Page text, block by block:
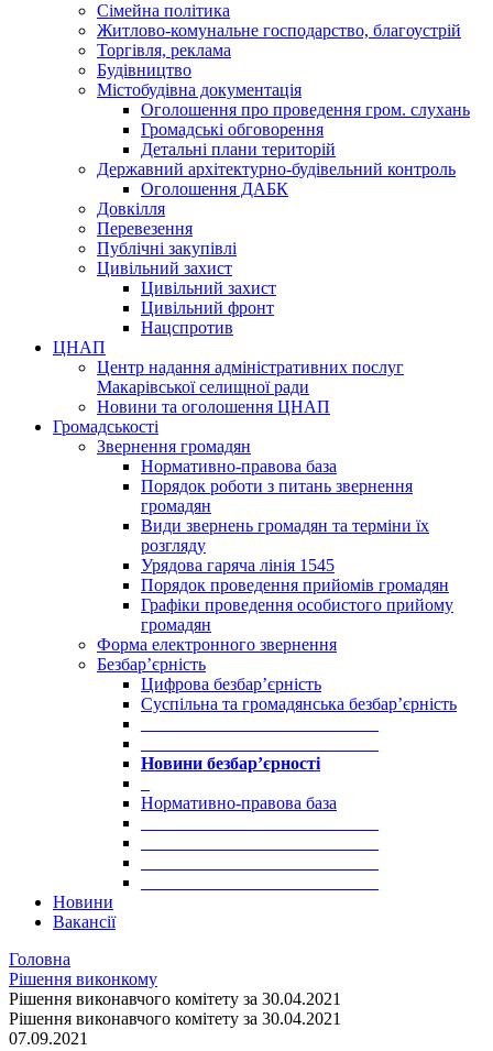
Сімейна політика
Житлово-комунальне господарство, благоустрій
Торгівля, реклама
Будівництво
Містобудівна документація
Оголошення про проведення гром. слухань
Громадські обговорення
Детальні плани територій
Державний архітектурно-будівельний контроль
Оголошення ДАБК
Довкілля
Перевезення
Публічні закупівлі
Цивільний захист
Цивільний захист
Цивільний фронт
Нацспротив
ЦНАП
Центр надання адміністративних послуг
Макарівської селищної ради
Новини та оголошення ЦНАП
Громадськості
Звернення громадян
Нормативно-правова база
Порядок роботи з питань звернення
громадян
Види звернень громадян та терміни їх
розгляду
Урядова гаряча лінія 1545
Порядок проведення прийомів громадян
Графіки проведення особистого прийому
громадян
Форма електронного звернення
Безбар’єрність
Цифрова безбар’єрність
Суспільна та громадянська безбар’єрність
Новини безбар’єрності
Нормативно-правова база
Новини
Вакансії
Головна
Рішення виконкому
Рішення виконавчого комітету за 30.04.2021
Рішення виконавчого комітету за 30.04.2021
07.09.2021